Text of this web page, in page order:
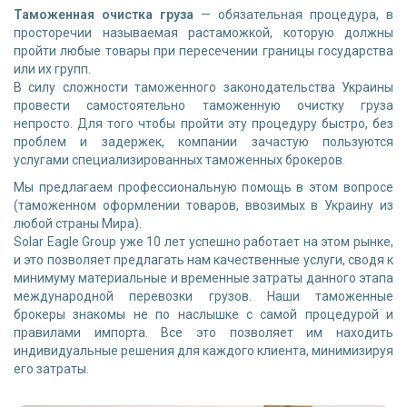
Таможенная очистка груза — обязательная процедура, в
просторечии называемая растаможкой, которую должны
пройти любые товары при пересечении границы государства
или их групп.
В силу сложности таможенного законодательства Украины
провести самостоятельно таможенную очистку груза
непросто. Для того чтобы пройти эту процедуру быстро, без
проблем и задержек, компании зачастую пользуются
услугами специализированных таможенных брокеров.
Мы предлагаем профессиональную помощь в этом вопросе
(таможенном оформлении товаров, ввозимых в Украину из
любой страны Мира).
Solar Eagle Group уже 10 лет успешно работает на этом рынке,
и это позволяет предлагать нам качественные услуги, сводя к
минимуму материальные и временные затраты данного этапа
международной перевозки грузов. Наши таможенные
брокеры знакомы не по наслышке с самой процедурой и
правилами импорта. Все это позволяет им находить
индивидуальные решения для каждого клиента, минимизируя
его затраты.